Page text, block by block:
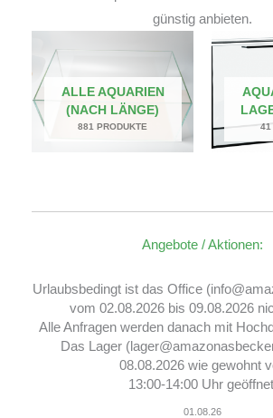
günstig anbieten.
ALLE AQUARIEN
(NACH LÄNGE)
881 PRODUKTE 41
Angebote / Aktionen:
Urlaubsbedingt ist das Office
vom 02.08.2026 bis 09.08.2026
Alle Anfragen werden danach mit
Das Lager
08.08.2026 wie gewohnt
13:00-14:00 Uhr
01.08.26